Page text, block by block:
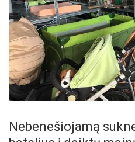
Nebenešiojamą